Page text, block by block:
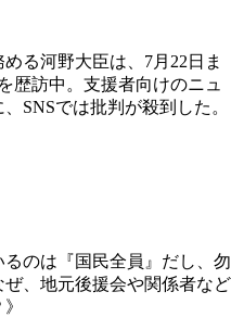
る河野大臣は、7月22日ま
歴訪中。支援者向けのニュ
SNSでは批判が殺到した。
るのは『国民全員』だし、勿
、地元後援会や関係者など